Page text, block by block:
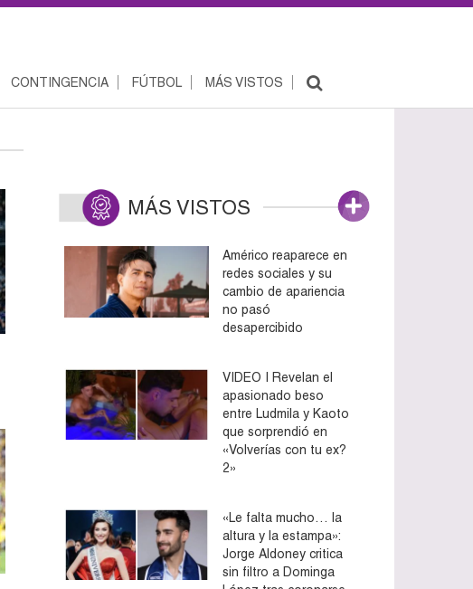
CONTINGENCIA FÚTBOL MÁS VISTOS
MÁS VISTOS
Américo reaparece en
redes sociales y su
cambio de apariencia
no pasó
desapercibido
VIDEO | Revelan el
apasionado beso
entre Ludmila y Kaoto
que sorprendió en
«Volverías con tu ex?
2»
«Le falta mucho… la
altura y la estampa»:
Jorge Aldoney critica
sin filtro a Dominga